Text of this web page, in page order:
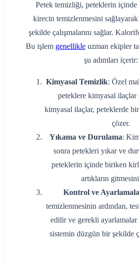
Petek temizliği, peteklerin
kirecin temizlenmesini
şekilde çalışmalarını sağlar.
Bu işlem genellikle uzman ekipler
şu adımları içerir:
Kimyasal Temizlik: Özel
peteklere kimyasal
kimyasal ilaçlar, peteklerde
çözer.
Yıkama ve Durulama:
sonra petekleri yıkar ve
peteklerin içinde biriken
artıkların
Kontrol ve
temizlenmesinin ardından,
edilir ve gerekli ayarlamalar
sistemin düzgün bir şekilde